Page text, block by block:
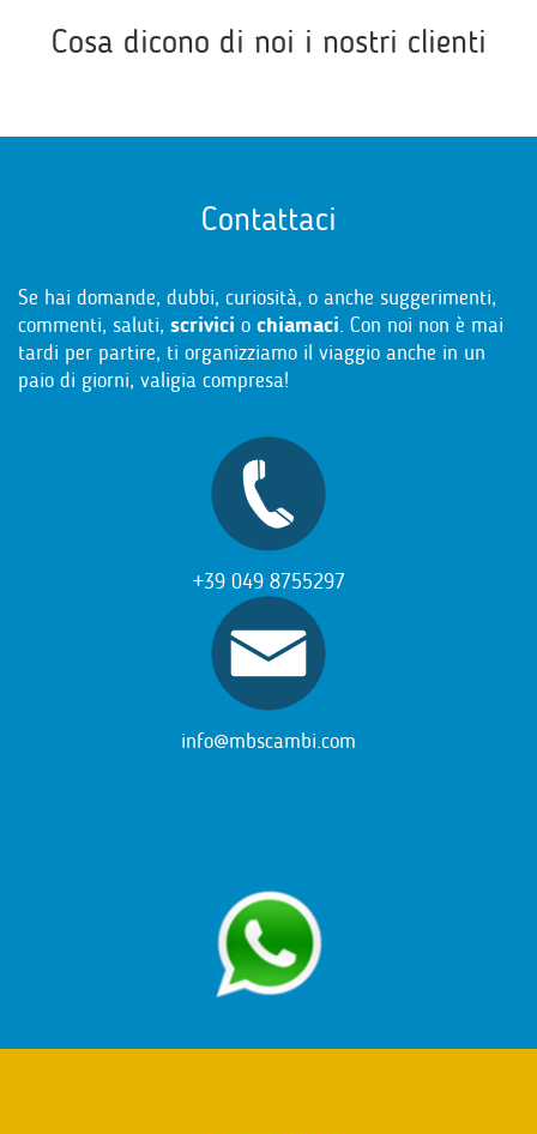
Cosa dicono di noi i nostri clienti
Contattaci
Se hai domande, dubbi, curiosità, o anche suggerimenti,
commenti, saluti, scrivici o chiamaci. Con noi non è mai
tardi per partire, ti organizziamo il viaggio anche in un
paio di giorni, valigia compresa!
+39 049 8755297
info@mbscambi.com